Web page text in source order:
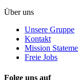
Über uns
Unsere Gruppe
Kontakt
Mission
Freie Jobs
Folge uns auf